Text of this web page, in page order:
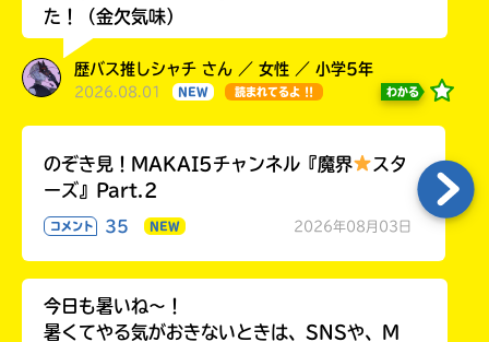
た！（金欠気味）
歴バス推しシャチ さん ／ 女性 ／ 小学5年
2026.08.01 NEW 読まれてるよ !! わかる
のぞき見！MAKAI5チャンネル『魔界
スタ
ーズ』Part.2
コメント 35 NEW 2026年08月03日
今日も暑いね〜！
暑くてやる気がおきないときは、SNSや、M